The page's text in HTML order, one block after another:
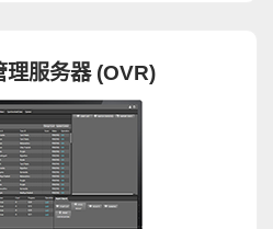
理服务器 (OVR)